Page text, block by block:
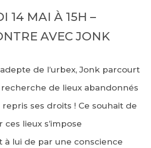
14 MAI À 15H –
AVEC JONK
de l’urbex, Jonk parcourt
de lieux abandonnés
ses droits ! Ce souhait de
lieux s’impose
à lui de par une conscience